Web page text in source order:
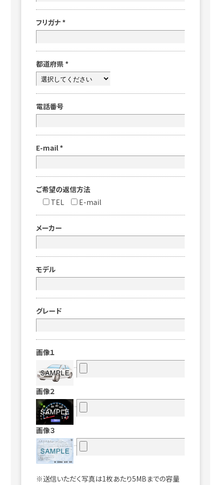
フリガナ *
都道府県 *
電話番号
E-mail *
ご希望の返信方法
TEL
E-mail
メーカー
モデル
グレード
画像１
画像２
画像３
※送信いただく写真は1枚あたり5MBまでの容量